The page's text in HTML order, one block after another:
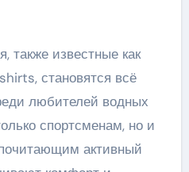
становятся всё
любителей водных
спортсменам, но и
активный